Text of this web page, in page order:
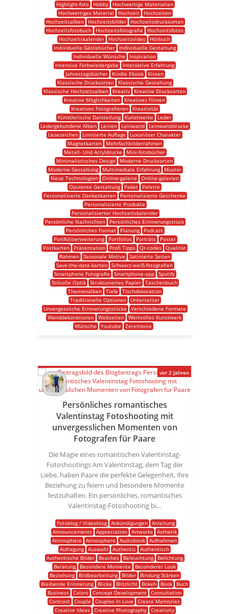
Highlight-foto
Hobby
Hochwertige Materialien
Hochwertiges Material
Hochzeit
Hochzeiten
Hochzeitsalben
Hochzeitsbilder
Hochzeitsdrucksorten
Hochzeitsfotobuch
Hochzeitsfotografie
Hochzeitsfotos
Hochzeitskalender
Hochzeitsvideo
Hörbuch
Individuelle Gästebücher
Individuelle Gestaltung
Individuelle Wünsche
Inspiration
Intensive Farbwiedergabe
Interaktive Erfahrung
Jahrestagsbücher
Kindle Ebook
Kissen
Klassische Drucksorten
Klassische Gestaltung
Klassische Hochzeitsalben
Kreativ
Kreative Drucksorten
Kreative Möglichkeiten
Kreatives Filmen
Kreatives Fotografieren
Kreativität
Künstlerische Darstellung
Kunstwerke
Leder
Ledergebundene Alben
Leinen Leinwand
Leinwanddrucke
Lesezeichen
Limitierte Auflage
Luxuriöser Charakter
Magnetkarten
Mehrfachbilderrahmen
Metall- Und Acryldrucke
Mini-fotobücher
Minimalistisches Design
Moderne Drucksorten
Moderne Gestaltung
Multimediale Erfahrung
Muster
Neue Technologien
Online-galerie
Online-galerien
Opulente Gestaltung
Paket
Palette
Personalisierte Dankeskarten
Personalisierte Geschenke
Personalisierte Produkte
Personalisierter Hochzeitskalender
Persönliche Nachrichten
Persönliches Erinnerungsstück
Persönliches Format
Planung
Podcast
Portfolioerweiterung
Portfolios Porträts
Poster
Postkarten
Präsentation Profi Tipps Qr-codes Qualität
Rahmen
Saisonale Motive
Satinierte Seiten
Save-the-date-karten Schwarz-weiß-fotografien
Smartphone Fotografie
Smartphone-app Spotify
Stilvolle Optik Strukturiertes Papier Taschenbuch
Themenalben
Tiefe
Tischdekoration
Traditionelle Optionen
Untersetzer
Unvergessliche Erinnerungsstücke
Verschiedene Formate
Wanddekorationen Webseiten Wertvolles Kunstwerk
Wünsche
Youtube Zeremonie
Persönliches romantisches
Valentinstag Fotoshooting mit
unvergesslichen Momenten von
Fotografen für Paare
Die Magie eines romantischen Valentinstag-
Fotoshootings Am Valentinstag, dem Tag der
Liebe, haben Paare die perfekte Gelegenheit, ihre
Beziehung zu feiern und besondere Momente
festzuhalten. Ein persönliches, romantisches
Valentinstag-Fotoshooting bi...
Fotoblog / Videoblog Ankündigungen Anleitung
Announcements
Appreciation Artworks
Ästhetik
Atmosphäre
Atmosphere Audiobook Aufnahmen
Aufregung Auswahl Authentic Authentisch
Authentische Bilder
Beaches Beleuchtung
Belichtung
Beratung
Besondere Momente
Besonderer Look
Beziehung
Bildbearbeitung Bilder
Bindung Stärken
Bleibende Erinnerung
Blicke Blitzlicht Bokeh Book
Buch
Business
Colors Concept Development
Consultation
Contrast Couple Couples In Love
Create Memories
Creative Ideas Creative Photography Creativity
vor 2 Jahren